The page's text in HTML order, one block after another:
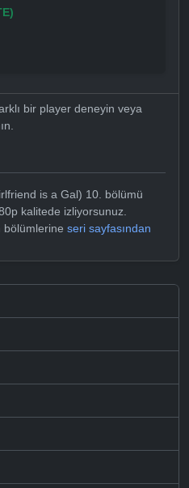
bir player deneyin veya
is a Gal) 10. bölümü
kalitede izliyorsunuz.
bölümlerine seri sayfasından